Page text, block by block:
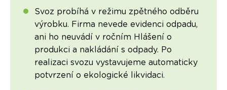
Svoz probíhá v režimu zpětného odběru
výrobku. Firma nevede evidenci odpadu,
ani ho neuvádí v ročním Hlášení o
produkci a nakládání s odpady. Po
realizaci svozu vystavujeme automaticky
potvrzení o ekologické likvidaci.